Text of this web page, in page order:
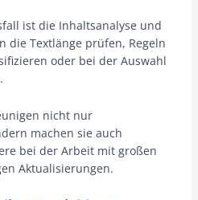
ist die Inhaltsanalyse und
die Textlänge prüfen, Regeln
oder bei der Auswahl
nicht nur
machen sie auch
bei der Arbeit mit großen
Aktualisierungen.